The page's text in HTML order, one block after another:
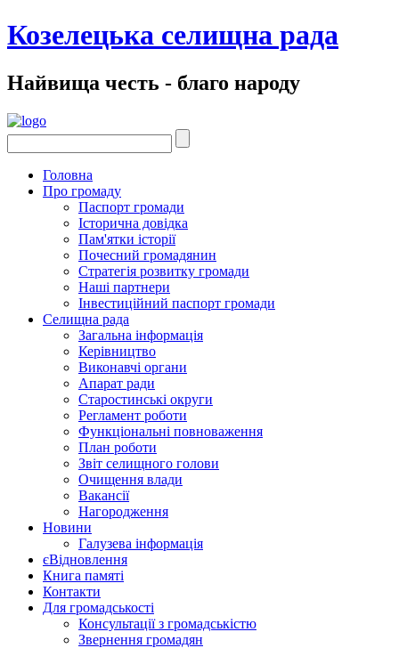
Козелецька селищна рада
Найвища честь - благо народу
Головна
Про громаду
Паспорт громади
Історична довідка
Пам'ятки історії
Почесний громадянин
Стратегія розвитку громади
Наші партнери
Інвестиційний паспорт громади
Селищна рада
Загальна інформація
Керівництво
Виконавчі органи
Апарат ради
Старостинські округи
Регламент роботи
Функціональні повноваження
План роботи
Звіт селищного голови
Очищення влади
Вакансії
Нагородження
Новини
Галузева інформація
єВідновлення
Книга памяті
Контакти
Для громадськості
Консультації з громадськістю
Звернення громадян